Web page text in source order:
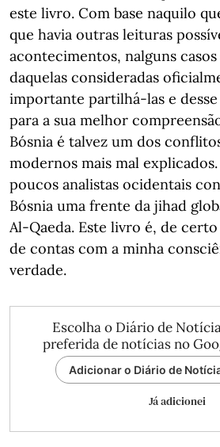
este livro. Com base naquilo
que havia outras leituras
acontecimentos, nalguns
daquelas consideradas
importante partilhá-las e
para a sua melhor
Bósnia é talvez um dos
modernos mais mal
poucos analistas ocidentais
Bósnia uma frente da jihad
Al-Qaeda. Este livro é, de
de contas com a minha
verdade.
Escolha o Diário de
preferida de notícias no
Adicionar o Diário de
Já adicionei